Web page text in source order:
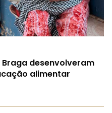
desenvolveram
alimentar